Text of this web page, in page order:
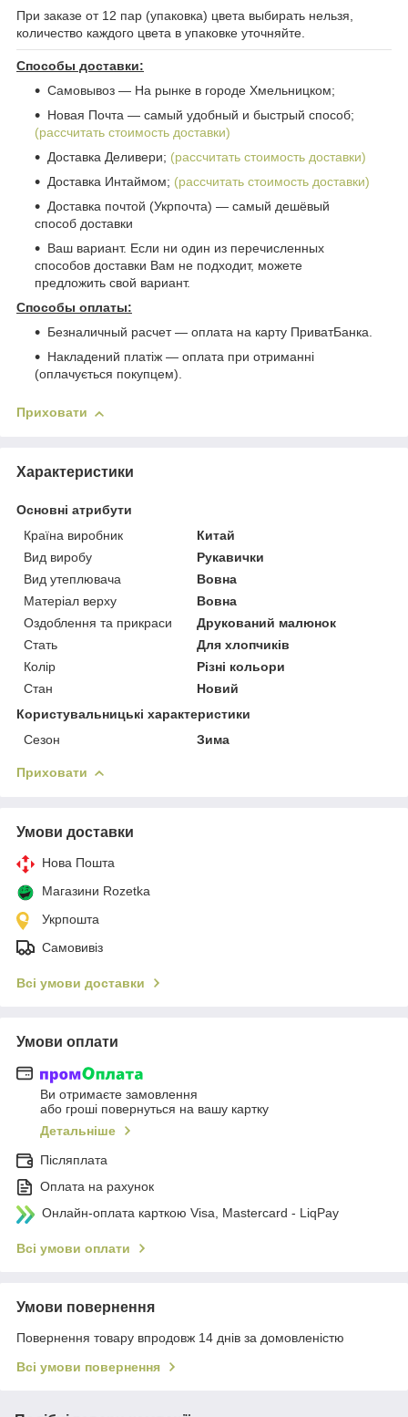
При заказе от 12 пар (упаковка) цвета выбирать нельзя,
количество каждого цвета в упаковке уточняйте.
Способы доставки:
Самовывоз ― На рынке в городе Хмельницком;
Новая Почта ― самый удобный и быстрый способ;
(рассчитать стоимость доставки)
Доставка Деливери; (рассчитать стоимость доставки)
Доставка Интаймом; (рассчитать стоимость доставки)
Доставка почтой (Укрпочта) ― самый дешёвый
способ доставки
Ваш вариант. Если ни один из перечисленных
способов доставки Вам не подходит, можете
предложить свой вариант.
Способы оплаты:
Безналичный расчет ― оплата на карту ПриватБанка.
Накладений платіж ― оплата при отриманні
(оплачується покупцем).
Приховати
Характеристики
Основні атрибути
Країна виробник
Китай
Вид виробу
Рукавички
Вид утеплювача
Вовна
Матеріал верху
Вовна
Оздоблення та прикраси
Друкований малюнок
Стать
Для хлопчиків
Колір
Різні кольори
Стан
Новий
Користувальницькі характеристики
Сезон
Зима
Приховати
Умови доставки
Нова Пошта
Магазини Rozetka
Укрпошта
Самовивіз
Всі умови доставки
Умови оплати
Ви отримаєте замовлення
або гроші повернуться на вашу картку
Детальніше
Післяплата
Оплата на рахунок
Онлайн-оплата карткою Visa, Mastercard - LiqPay
Всі умови оплати
Умови повернення
Повернення товару впродовж 14 днів за домовленістю
Всі умови повернення